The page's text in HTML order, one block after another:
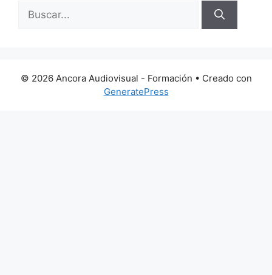
© 2026 Ancora Audiovisual - Formación • Creado con
GeneratePress